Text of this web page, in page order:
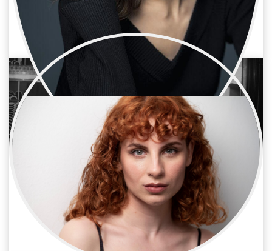
Cine / Reparto
Actriz
Alejandra Lifante
Cine / Reparto